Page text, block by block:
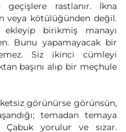
rastlanır. İkna
veya kötülüğünden değil.
birikmiş manayı
Bunu yapamayacak bir
Siz ikinci cümleyi
başını alıp bir meçhule
görünürse görünsün,
temadan temaya
Çabuk yorulur ve sızar.